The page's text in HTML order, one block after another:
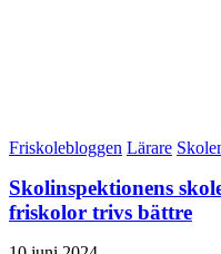
Friskolebloggen Lärare
Skolinspektionens
friskolor trivs bättre